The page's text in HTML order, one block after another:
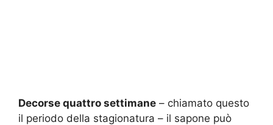
Decorse quattro settimane – chiamato questo
il periodo della stagionatura – il sapone può